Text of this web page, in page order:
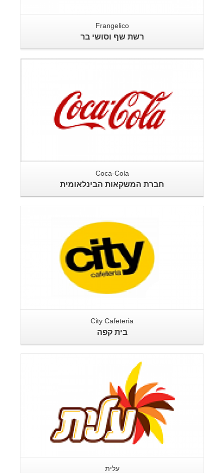
Frangelico
רשת שף וסושי בר
Coca-Cola
חברת המשקאות הבינלאומית
City Cafeteria
בית קפה
עלית